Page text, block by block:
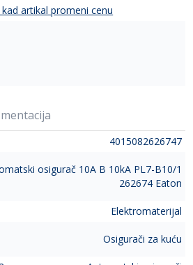
artikal promeni cenu
4015082626747
osigurač 10A B 10kA PL7-B10/1
262674 Eaton
Elektromaterijal
Osigurači za kuću